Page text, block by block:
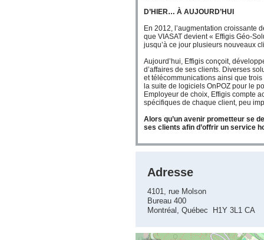
D’HIER… À AUJOURD’HUI
En 2012, l’augmentation croissante
que VIASAT devient « Effigis Géo-
jusqu’à ce jour plusieurs nouveaux
Aujourd’hui, Effigis conçoit,
d’affaires de ses clients. Diverses
et télécommunications ainsi que
la suite de logiciels OnPOZ pour le
Employeur de choix, Effigis compte
spécifiques de chaque client, peu
Alors qu’un avenir prometteur se
ses clients afin d’offrir un service
Adresse
4101, rue Molson
Bureau 400
Montréal, Québec H1Y 3L1 CA